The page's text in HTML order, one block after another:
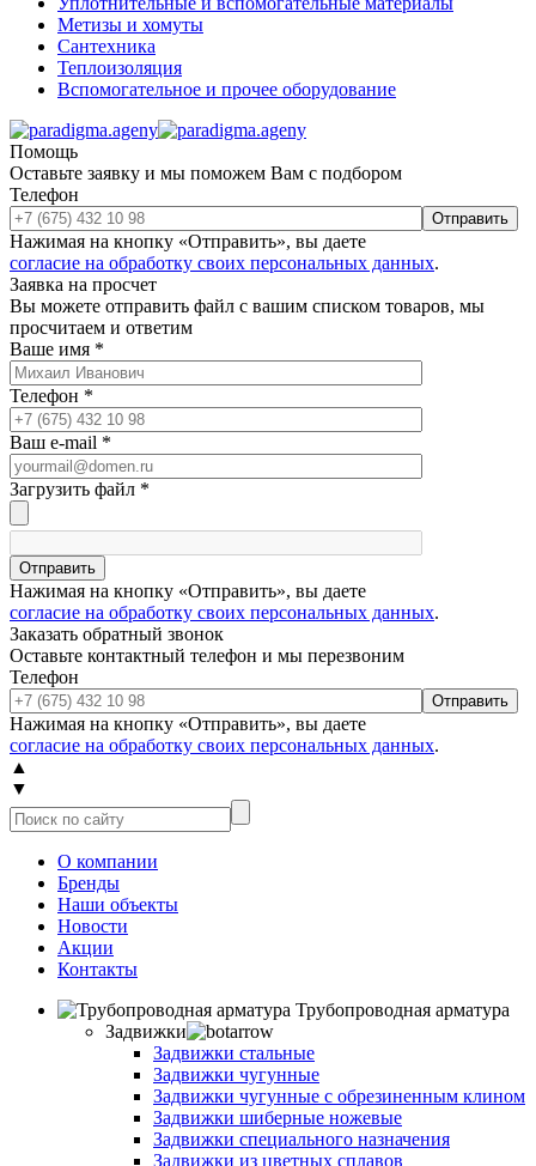
Метизы и хомуты
Сантехника
Теплоизоляция
Вспомогательное и прочее оборудование
Помощь
Оставьте заявку и мы поможем Вам с подбором
Телефон
Отправить
Нажимая на кнопку «Отправить», вы даете
согласие на обработку своих персональных данных.
Заявка на просчет
Вы можете отправить файл с вашим списком товаров, мы
просчитаем и ответим
Ваше имя *
Телефон *
Ваш e-mail *
Загрузить файл *
Отправить
Нажимая на кнопку «Отправить», вы даете
согласие на обработку своих персональных данных.
Заказать обратный звонок
Оставьте контактный телефон и мы перезвоним
Телефон
Отправить
Нажимая на кнопку «Отправить», вы даете
согласие на обработку своих персональных данных.
▲
▼
О компании
Бренды
Наши объекты
Новости
Акции
Контакты
Трубопроводная арматура
Задвижки
Задвижки стальные
Задвижки чугунные
Задвижки чугунные с обрезиненным клином
Задвижки шиберные ножевые
Задвижки специального назначения
Задвижки из цветных сплавов